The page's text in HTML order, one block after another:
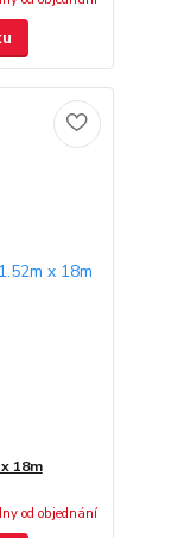
18m
od objednání